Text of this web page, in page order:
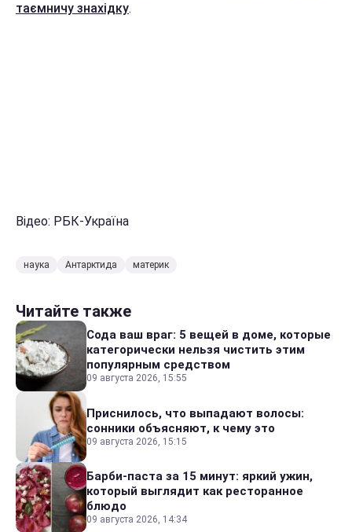
таємничу знахідку.
Відео: РБК-Україна
наука Антарктида материк
Читайте также
Сода ваш враг: 5 вещей в доме, которые
категорически нельзя чистить этим
популярным средством
09 августа 2026, 15:55
Приснилось, что выпадают волосы:
сонники объясняют, к чему это
09 августа 2026, 15:15
Барби-паста за 15 минут: яркий ужин,
который выглядит как ресторанное
блюдо
09 августа 2026, 14:34